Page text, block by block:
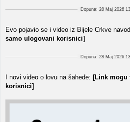
Dopuna: 28 Maj 2026
Evo pojavio se i video iz Bijele Crkve
samo ulogovani korisnici]
Dopuna: 28 Maj 2026
I novi video o lovu na šahede: [Link mogu
korisnici]